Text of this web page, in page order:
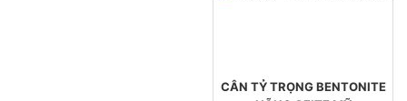
CÂN TỶ TRỌNG BENTONITE